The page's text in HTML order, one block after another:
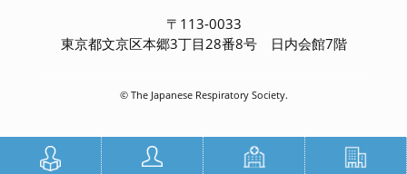
〒113-0033
東京都文京区本郷3丁目28番8号 日内会館7階
© The Japanese Respiratory Society.